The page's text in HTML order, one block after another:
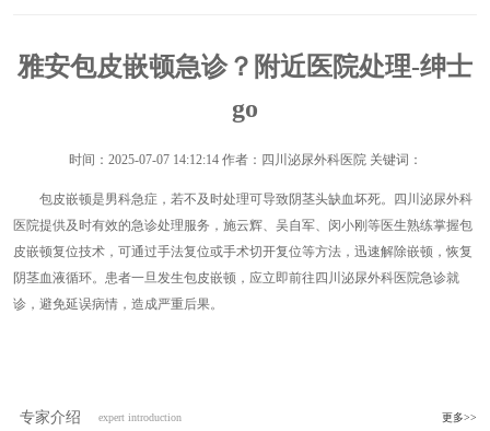
雅安包皮嵌顿急诊？附近医院处理-绅士
go
时间： 2025-07-07 14:12:14作者：四川泌尿外科医院 关键词：
包皮嵌顿是男科急症，若不及时处理可导致阴茎头缺血坏死。四川泌尿外科
医院提供及时有效的急诊处理服务，施云辉、吴自军、闵小刚等医生熟练掌握包
皮嵌顿复位技术，可通过手法复位或手术切开复位等方法，迅速解除嵌顿，恢复
阴茎血液循环。患者一旦发生包皮嵌顿，应立即前往四川泌尿外科医院急诊就
诊，避免延误病情，造成严重后果。
专家介绍 expert introduction 更多>>